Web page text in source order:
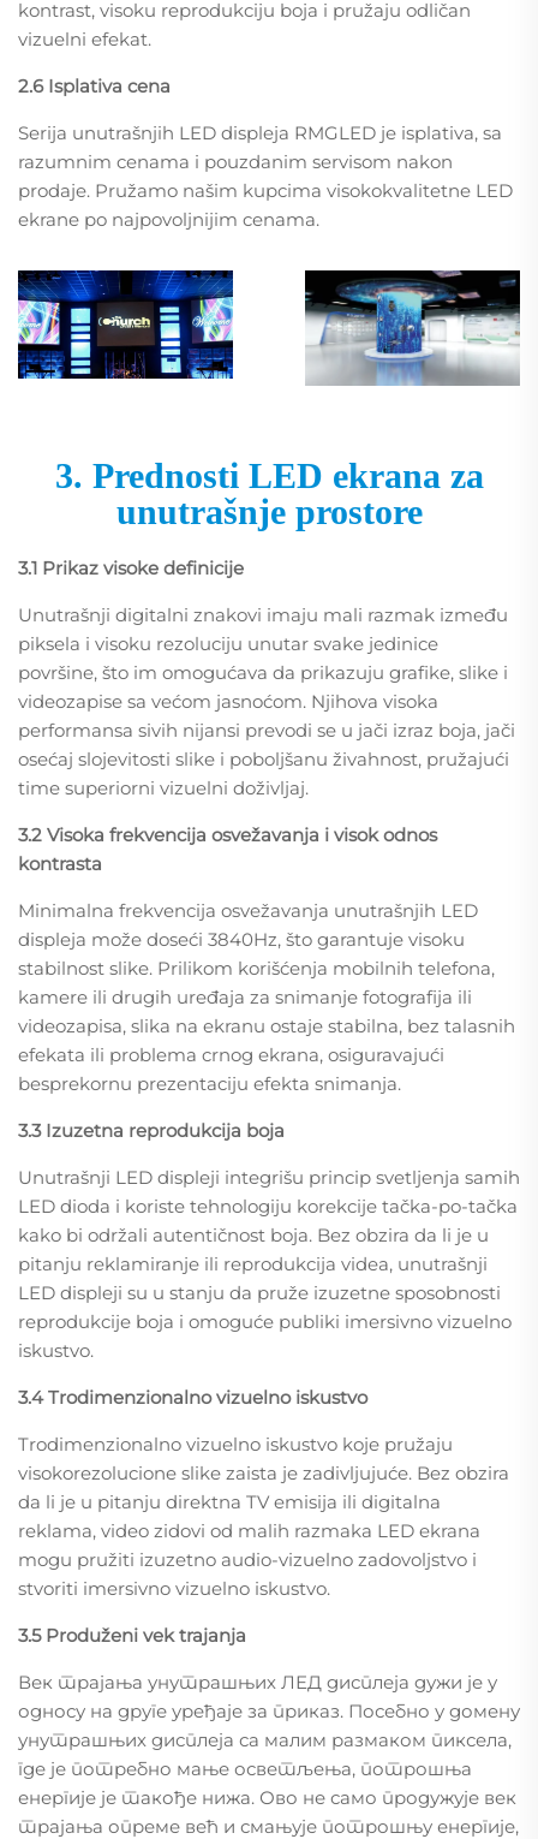
kontrast, visoku reprodukciju boja i pružaju odličan
vizuelni efekat.
2.6 Isplativa cena
Serija unutrašnjih LED displeja RMGLED je isplativa, sa
razumnim cenama i pouzdanim servisom nakon
prodaje. Pružamo našim kupcima visokokvalitetne LED
ekrane po najpovoljnijim cenama.
3. Prednosti LED ekrana za
unutrašnje prostore
3.1 Prikaz visoke definicije
Unutrašnji digitalni znakovi imaju mali razmak između
piksela i visoku rezoluciju unutar svake jedinice
površine, što im omogućava da prikazuju grafike, slike i
videozapise sa većom jasnoćom. Njihova visoka
performansa sivih nijansi prevodi se u jači izraz boja, jači
osećaj slojevitosti slike i poboljšanu živahnost, pružajući
time superiorni vizuelni doživljaj.
3.2 Visoka frekvencija osvežavanja i visok odnos
kontrasta
Minimalna frekvencija osvežavanja unutrašnjih LED
displeja može doseći 3840Hz, što garantuje visoku
stabilnost slike. Prilikom korišćenja mobilnih telefona,
kamere ili drugih uređaja za snimanje fotografija ili
videozapisa, slika na ekranu ostaje stabilna, bez talasnih
efekata ili problema crnog ekrana, osiguravajući
besprekornu prezentaciju efekta snimanja.
3.3 Izuzetna reprodukcija boja
Unutrašnji LED displeji integrišu princip svetljenja samih
LED dioda i koriste tehnologiju korekcije tačka-po-tačka
kako bi održali autentičnost boja. Bez obzira da li je u
pitanju reklamiranje ili reprodukcija videa, unutrašnji
LED displeji su u stanju da pruže izuzetne sposobnosti
reprodukcije boja i omoguće publiki imersivno vizuelno
iskustvo.
3.4 Trodimenzionalno vizuelno iskustvo
Trodimenzionalno vizuelno iskustvo koje pružaju
visokorezolucione slike zaista je zadivljujuće. Bez obzira
da li je u pitanju direktna TV emisija ili digitalna
reklama, video zidovi od malih razmaka LED ekrana
mogu pružiti izuzetno audio-vizuelno zadovoljstvo i
stvoriti imersivno vizuelno iskustvo.
3.5 Produženi vek trajanja
Век трајања унутрашњих ЛЕД дисплеја дужи је у
односу на друге уређаје за приказ. Посебно у домену
унутрашњих дисплеја са малим размаком пиксела,
где је потребно мање осветљења, потрошња
енергије је такође нижа. Ово не само продужује век
трајања опреме већ и смањује потрошњу енергије,